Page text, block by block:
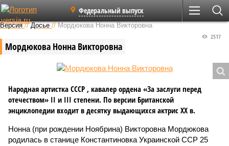
Федеральный выпуск
Версия //Досье //Мордюкова Нонна Викторовна
Мордюкова Нонна Викторовна
2517
Народная артистка СССР , кавалер ордена «За заслуги перед
отечеством» II и III степени. По версии Британской
энциклопедии входит в десятку выдающихся актрис XX в.
Нонна (при рождении Ноябрина) Викторовна Мордюкова
родилась в станице Константиновка Украинской ССР 25